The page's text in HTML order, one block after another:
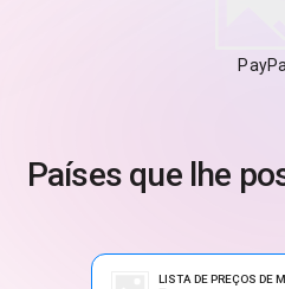
PayPal
Países que lhe
LISTA DE PREÇOS DE